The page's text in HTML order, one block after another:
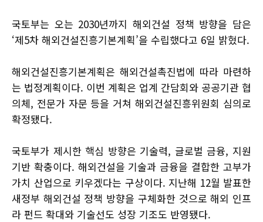
국토부는 오는 2030년까지 해외건설 정책 방향을 담은
‘제5차 해외건설진흥기본계획’을 수립했다고 6일 밝혔다.
해외건설진흥기본계획은 해외건설촉진법에 따라 마련하
는 법정계획이다. 이번 계획은 업계 간담회와 공공기관 협
의체, 전문가 자문 등을 거쳐 해외건설진흥위원회 심의로
확정됐다.
국토부가 제시한 핵심 방향은 기술력, 글로벌 금융, 지원
기반 확충이다. 해외건설을 기술과 금융을 결합한 고부가
가치 산업으로 키우겠다는 구상이다. 지난해 12월 발표한
새정부 해외건설 정책 방향을 구체화한 것으로 해외 인프
라 펀드 확대와 기술선도 성장 기조도 반영됐다.